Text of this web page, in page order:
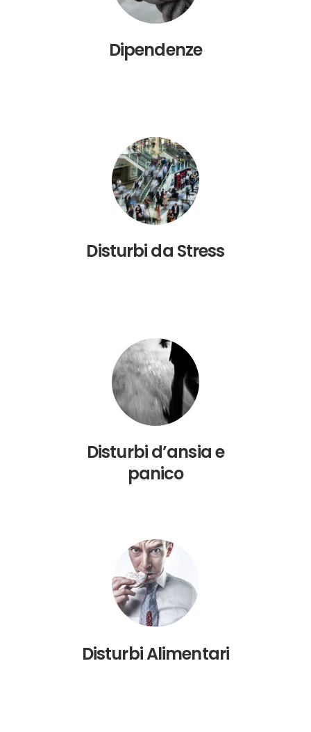
Dipendenze
Disturbi da Stress
Disturbi d’ansia e
panico
Disturbi Alimentari